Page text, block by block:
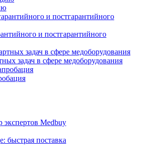
и постгарантийного
задач в сфере медоборудования
экспертов Medbuy
быстрая поставка